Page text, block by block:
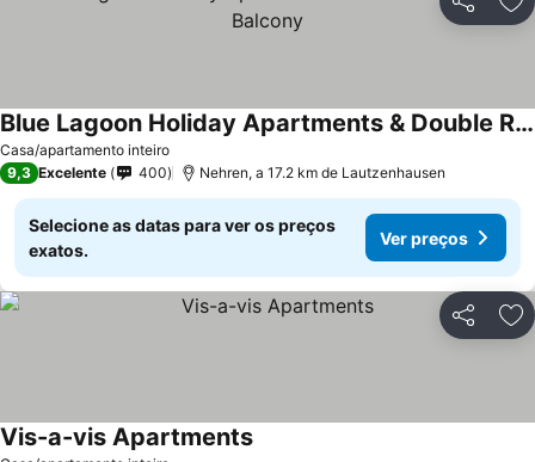
Partilhar
Casa/apartamento inteiro
Blue Lagoon Holiday Apartments & Double Room with Balcony
9,3 Excelente 400 Nehren, a 17.2 km de Lautzenhausen
Selecione as datas para ver os preços
exatos.
Ver preços
Partilhar
Vis-a-vis Apartments